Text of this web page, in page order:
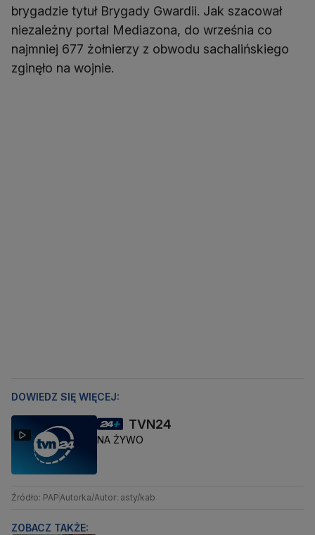
brygadzie tytuł Brygady Gwardii. Jak szacował
niezależny portal Mediazona, do września co
najmniej 677 żołnierzy z obwodu sachalińskiego
zginęło na wojnie.
DOWIEDZ SIĘ WIĘCEJ:
TVN24
NA ŻYWO
Źródło: PAPAutorka/Autor: asty/kab
ZOBACZ TAKŻE: